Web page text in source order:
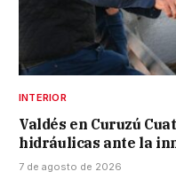
INTERIOR
Valdés en Curuzú
hidráulicas ante la
7 de agosto de 2026